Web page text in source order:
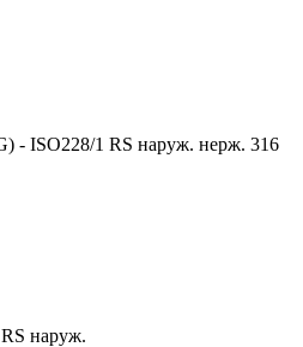
- ISO228/1 RS наруж. нерж. 316
наруж.